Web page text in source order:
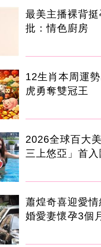
最美主播裸背挺
批：情色廚房
12生肖本周運
虎勇奪雙冠王
2026全球百大
三上悠亞」首入
蕭煌奇喜迎愛
婚愛妻懷孕3個